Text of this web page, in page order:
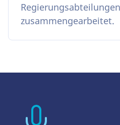
zusammengearbeitet.